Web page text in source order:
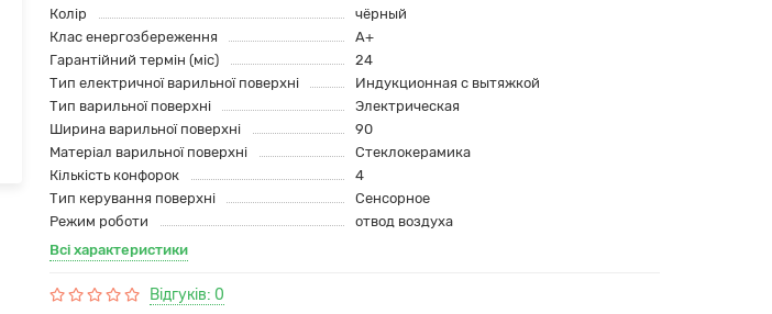
Колір
чёрный
Клас енергозбереження
A+
Гарантійний термін (міс)
24
Тип електричної варильної поверхні
Индукционная с вытяжкой
Тип варильної поверхні
Электрическая
Ширина варильної поверхні
90
Матеріал варильної поверхні
Стеклокерамика
Кількість конфорок
4
Тип керування поверхні
Сенсорное
Режим роботи
отвод воздуха
Всі характеристики
Відгуків: 0